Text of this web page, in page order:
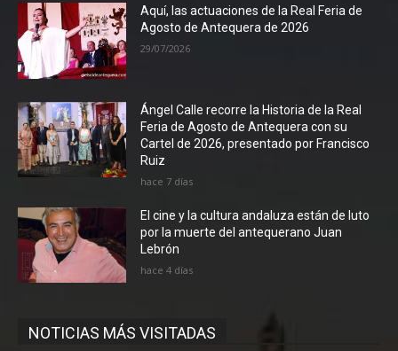
Aquí, las actuaciones de la Real Feria de
Agosto de Antequera de 2026
29/07/2026
Ángel Calle recorre la Historia de la Real
Feria de Agosto de Antequera con su
Cartel de 2026, presentado por Francisco
Ruiz
hace 7 días
El cine y la cultura andaluza están de luto
por la muerte del antequerano Juan
Lebrón
hace 4 días
NOTICIAS MÁS VISITADAS